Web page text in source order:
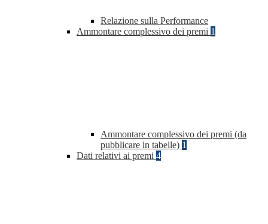
Relazione sulla Performance
Ammontare complessivo dei premi 1
Ammontare complessivo dei premi (da
pubblicare in tabelle) 1
Dati relativi ai premi 4